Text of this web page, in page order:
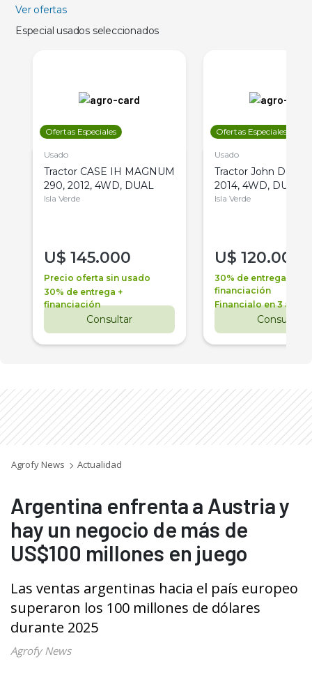
Ver ofertas
Especial usados seleccionados
Ofertas Especiales
Usado
Tractor CASE IH MAGNUM
290, 2012, 4WD, DUAL
Isla Verde
U$ 145.000
Precio oferta sin usado
30% de entrega +
financiación
Consultar
Ofertas Especiales
Usado
Tractor John Deere
2014, 4WD, DUAL
Isla Verde
U$ 120.000
30% de entrega +
financiación
Financialo en 3 años
Consultar
Agrofy News Actualidad
Argentina enfrenta a Austria y
hay un negocio de más de
US$100 millones en juego
Las ventas argentinas hacia el país europeo
superaron los 100 millones de dólares
durante 2025
Agrofy News